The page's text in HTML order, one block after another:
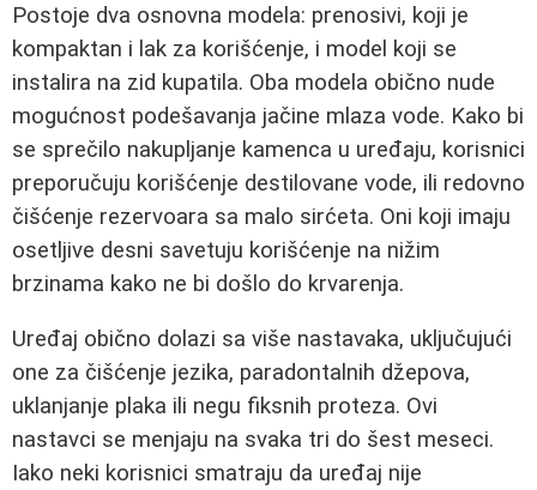
Postoje dva osnovna modela: prenosivi, koji je
kompaktan i lak za korišćenje, i model koji se
instalira na zid kupatila. Oba modela obično nude
mogućnost podešavanja jačine mlaza vode. Kako bi
se sprečilo nakupljanje kamenca u uređaju, korisnici
preporučuju korišćenje destilovane vode, ili redovno
čišćenje rezervoara sa malo sirćeta. Oni koji imaju
osetljive desni savetuju korišćenje na nižim
brzinama kako ne bi došlo do krvarenja.
Uređaj obično dolazi sa više nastavaka, uključujući
one za čišćenje jezika, paradontalnih džepova,
uklanjanje plaka ili negu fiksnih proteza. Ovi
nastavci se menjaju na svaka tri do šest meseci.
Iako neki korisnici smatraju da uređaj nije